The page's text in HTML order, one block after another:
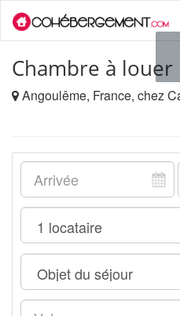
Chambre à louer
Angoulême, France, chez